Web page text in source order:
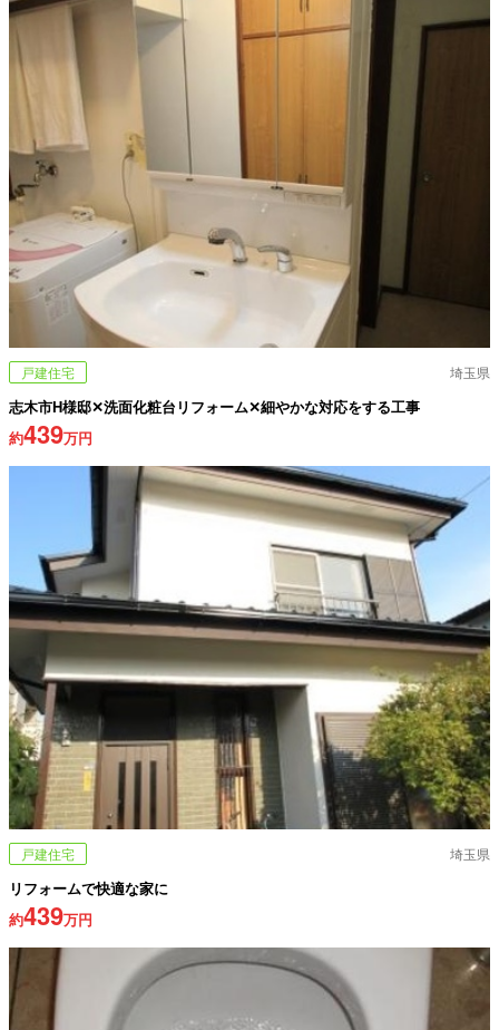
戸建住宅 埼玉県
志木市H様邸✕洗面化粧台リフォーム✕細やかな対応をする工事
約439万円
戸建住宅 埼玉県
リフォームで快適な家に
約439万円